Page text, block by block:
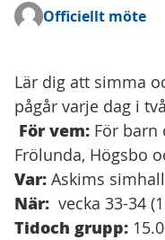
(Extern länk)
Officiellt möte
Lär dig att simma
pågår varje dag i
För vem: För barn
Frölunda, Högsbo
Var: Askims
När: vecka 33-34
Tidoch grupp: